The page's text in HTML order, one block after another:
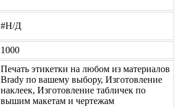
#Н/Д
1000
Печать этикетки на любом из материалов
Brady по вашему выбору, Изготовление
наклеек, Изготовление табличек по
вышим макетам и чертежам